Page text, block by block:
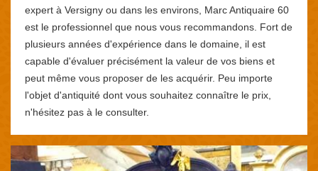
expert à Versigny ou dans les environs, Marc Antiquaire 60
est le professionnel que nous vous recommandons. Fort de
plusieurs années d'expérience dans le domaine, il est
capable d'évaluer précisément la valeur de vos biens et
peut même vous proposer de les acquérir. Peu importe
l'objet d'antiquité dont vous souhaitez connaître le prix,
n'hésitez pas à le consulter.